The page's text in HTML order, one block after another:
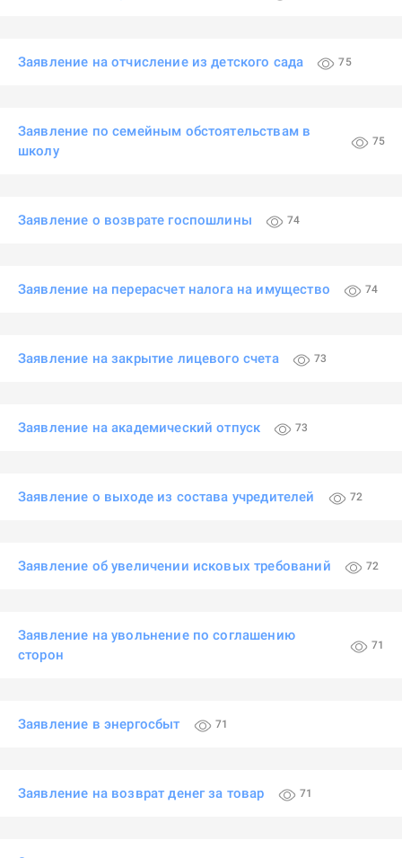
Заявление на отчисление из детского сада 75
Заявление по семейным обстоятельствам в
школу
75
Заявление о возврате госпошлины 74
Заявление на перерасчет налога на имущество 74
Заявление на закрытие лицевого счета 73
Заявление на академический отпуск 73
Заявление о выходе из состава учредителей 72
Заявление об увеличении исковых требований 72
Заявление на увольнение по соглашению
сторон
71
Заявление в энергосбыт 71
Заявление на возврат денег за товар 71